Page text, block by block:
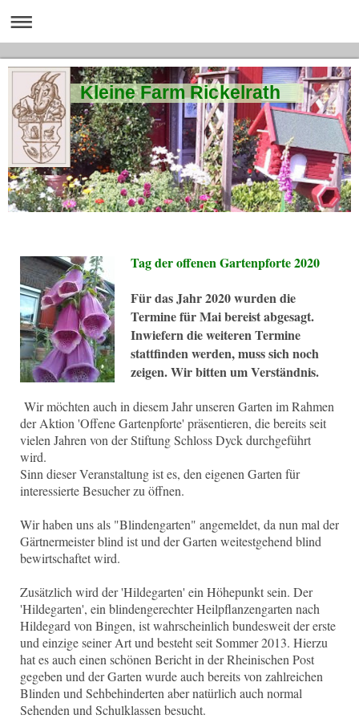
Kleine Farm Rickelrath
Tag der offenen Gartenpforte 2020
Für das Jahr 2020 wurden die
Termine für Mai bereist abgesagt.
Inwiefern die weiteren Termine
stattfinden werden, muss sich noch
zeigen. Wir bitten um Verständnis.
Wir möchten auch in diesem Jahr unseren Garten im Rahmen
der Aktion 'Offene Gartenpforte' präsentieren, die bereits seit
vielen Jahren von der Stiftung Schloss Dyck durchgeführt
wird.
Sinn dieser Veranstaltung ist es, den eigenen Garten für
interessierte Besucher zu öffnen.
Wir haben uns als "Blindengarten" angemeldet, da nun mal der
Gärtnermeister blind ist und der Garten weitestgehend blind
bewirtschaftet wird.
Zusätzlich wird der 'Hildegarten' ein Höhepunkt sein. Der
'Hildegarten', ein blindengerechter Heilpflanzengarten nach
Hildegard von Bingen, ist wahrscheinlich bundesweit der erste
und einzige seiner Art und besteht seit Sommer 2013. Hierzu
hat es auch einen schönen Bericht in der Rheinischen Post
gegeben und der Garten wurde auch bereits von zahlreichen
Blinden und Sehbehinderten aber natürlich auch normal
Sehenden und Schulklassen besucht.